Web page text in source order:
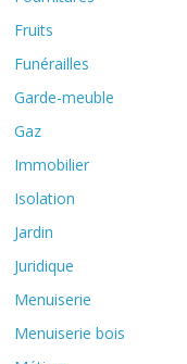
Fruits
Funérailles
Garde-meuble
Gaz
Immobilier
Isolation
Jardin
Juridique
Menuiserie
Menuiserie bois